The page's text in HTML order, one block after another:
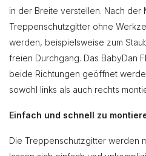
in der Breite verstellen. Nach der
Treppenschutzgitter ohne
werden, beispielsweise zum
freien Durchgang. Das BabyDan
beide Richtungen geöffnet
sowohl links als auch rechts
Einfach und schnell zu
Die Treppenschutzgitter werden